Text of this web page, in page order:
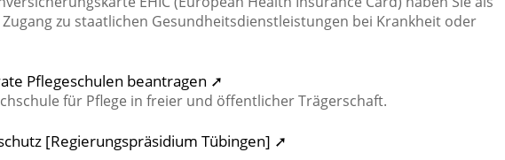
zu staatlichen Gesundheitsdienstleistungen bei Krankheit oder
Pflegeschulen beantragen ➚
für Pflege in freier und öffentlicher Trägerschaft.
[Regierungspräsidium Tübingen] ➚